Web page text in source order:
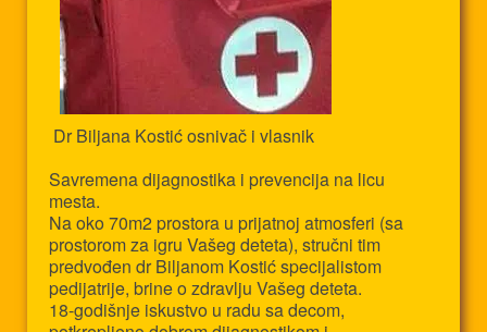
Dr Biljana Kostić osnivač i vlasnik
Savremena dijagnostika i prevencija na licu
mesta.
Na oko 70m2 prostora u prijatnoj atmosferi (sa
prostorom za igru Vašeg deteta), stručni tim
predvođen dr Biljanom Kostić specijalistom
pedijatrije, brine o zdravlju Vašeg deteta.
18-godišnje iskustvo u radu sa decom,